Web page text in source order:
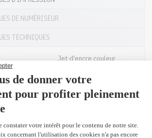
DE NUMÉRISEUR
TECHNIQUES
Jet d'encre couleur
Noir: 25 ppm
Couleur: 12 ppm
Couleur: 10 secondes